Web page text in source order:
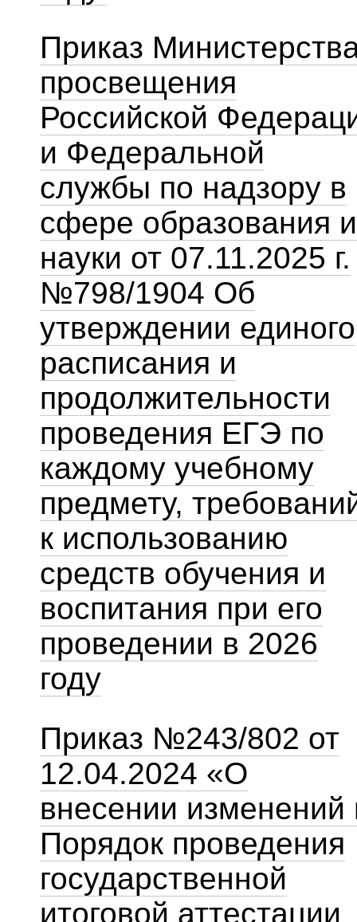
Приказ
просвещения
Российской
и Федеральной
службы по надзору в
сфере образования и
науки от 07.11.2025 г.
№798/1904 Об
утверждении единого
расписания и
продолжительности
проведения ЕГЭ по
каждому учебному
предмету,
к использованию
средств обучения и
воспитания при его
проведении в 2026
году
Приказ №243/802 от
12.04.2024 «О
внесении изменений
Порядок проведения
государственной
итоговой аттестации